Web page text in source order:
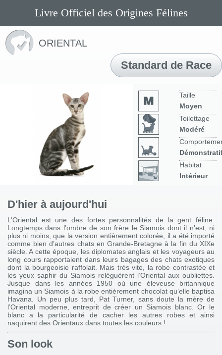
Livre Officiel des Origines Félines
ORIENTAL
Standard de Race
Taille
Moyen
Toilettage
Modéré
Habitat
Intérieur
D'hier à aujourd'hui
L’Oriental est une des fortes personnalités de la gent féline.
Longtemps dans l’ombre de son frère le Siamois dont il n’est, ni
plus ni moins, que la version entièrement colorée, il a été importé
comme bien d’autres chats en Grande-Bretagne à la fin du XIXe
siècle. A cette époque, les diplomates anglais et les voyageurs au
long cours rapportaient dans leurs bagages des chats exotiques
dont la bourgeoisie raffolait. Mais très vite, la robe contrastée et
les yeux saphir du Siamois reléguèrent l’Oriental aux oubliettes.
Jusque dans les années 1950 où une éleveuse britannique
imagina un Siamois à la robe entièrement chocolat qu’elle baptisa
Havana. Un peu plus tard, Pat Turner, sans doute la mère de
l’Oriental moderne, entreprit de créer un Siamois blanc. Or le
blanc a la particularité de cacher les autres robes et ainsi
naquirent des Orientaux dans toutes les couleurs !
Son look